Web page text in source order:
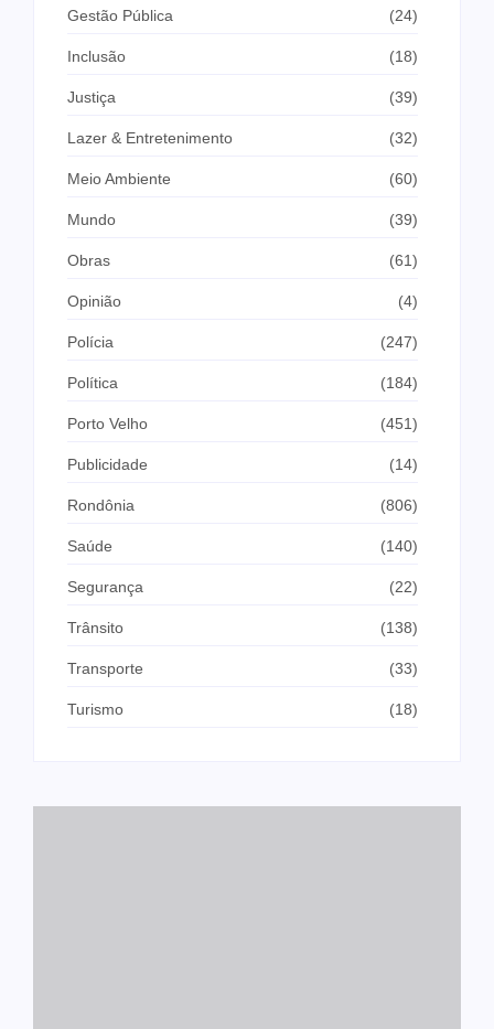
Gestão Pública (24)
Inclusão (18)
Justiça (39)
Lazer & Entretenimento (32)
Meio Ambiente (60)
Mundo (39)
Obras (61)
Opinião (4)
Polícia (247)
Política (184)
Porto Velho (451)
Publicidade (14)
Rondônia (806)
Saúde (140)
Segurança (22)
Trânsito (138)
Transporte (33)
Turismo (18)